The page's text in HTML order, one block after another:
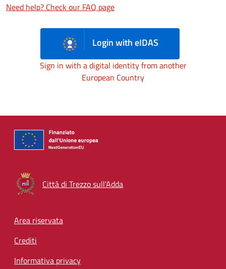
Need help? Check our FAQ page
Login with eIDAS
Sign in with a digital identity from another
European Country
Città di Trezzo sull'Adda
Footer menu
Area riservata
Crediti
Informativa privacy